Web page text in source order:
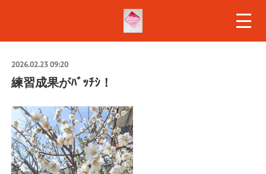
2026.02.23 09:20
練習成果がﾊﾞｯﾁｼ！